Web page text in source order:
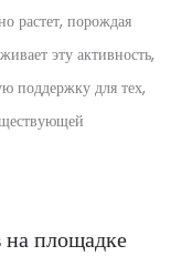
растет, порождая
эту активность,
поддержку для тех,
на площадке